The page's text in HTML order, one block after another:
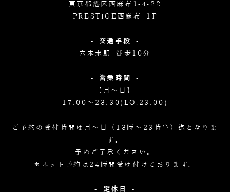
東京都港区西麻布1-4-22
PRESTIGE西麻布 1F
- 交通手段 -
六本木駅 徒歩10分
- 営業時間 -
【月～日】
17:00～23:30(LO.23:00)
ご予約の受付時間は月～日（13時～23時半）迄となりま
す。
予めご了承ください。
＊ネット予約は24時間受け付けております。
- 定休日 -